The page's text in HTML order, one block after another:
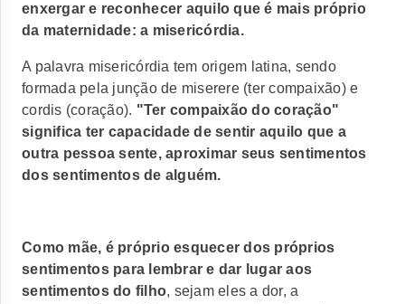
enxergar e reconhecer aquilo que é mais próprio
da maternidade: a misericórdia.
A palavra misericórdia tem origem latina, sendo
formada pela junção de miserere(ter compaixão) e
cordis (coração). "Ter compaixão do coração"
significa ter capacidade de sentir aquilo que a
outra pessoa sente, aproximar seus sentimentos
dos sentimentos de alguém.
Como mãe, é próprio esquecer dos próprios
sentimentos para lembrar e dar lugar aos
sentimentos do filho, sejam eles a dor, a